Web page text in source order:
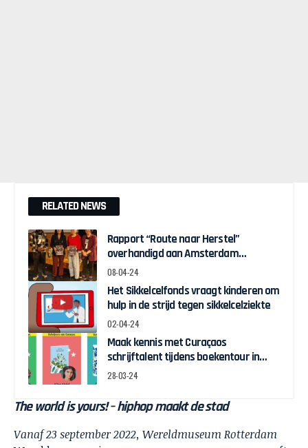
RELATED NEWS
Rapport “Route naar Herstel”
overhandigd aan Amsterdam
Wethouder Touria Meliani
08-04-24
Het Sikkelcelfonds vraagt kinderen om
hulp in de strijd tegen sikkelcelziekte
02-04-24
Maak kennis met Curaçaos
schrijftalent tijdens boekentour in
april
28-03-24
The world is yours! – hiphop maakt de stad
Vanaf 23 september 2022, Wereldmuseum Rotterdam